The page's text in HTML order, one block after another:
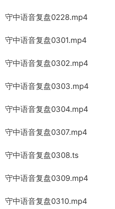
守中语音复盘0228.mp4
守中语音复盘0301.mp4
守中语音复盘0302.mp4
守中语音复盘0303.mp4
守中语音复盘0304.mp4
守中语音复盘0307.mp4
守中语音复盘0308.ts
守中语音复盘0309.mp4
守中语音复盘0310.mp4